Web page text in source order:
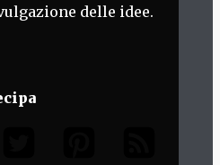
delle idee.